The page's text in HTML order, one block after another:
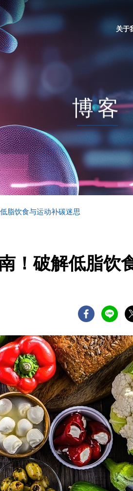
关于
博客
脂饮食与运动补碳迷思
！破解低脂饮